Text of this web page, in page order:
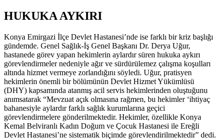
HUKUKA AYKIRI
Konya Emirgazi İlçe Devlet Hastanesi’nde ise farklı bir kriz başlığı
gündemde. Genel Sağlık-İş Genel Başkanı Dr. Derya Uğur,
hastanede görev yapan hekimlerin aylardır süren hukuka aykırı
görevlendirmeler nedeniyle ağır ve sürdürülemez çalışma koşulları
altında hizmet vermeye zorlandığını söyledi. Uğur, pratisyen
hekimlerin önemli bir bölümünün Devlet Hizmet Yükümlüsü
(DHY) kapsamında atanmış acil servis hekimlerinden oluştuğunu
anımsatarak “Mevzuat açık olmasına rağmen, bu hekimler ‘ihtiyaç
bahanesiyle aylardır farklı sağlık kurumlarına geçici
görevlendirmelere gönderilmektedir. Hekimler, özellikle Konya
Kemal Belviranlı Kadın Doğum ve Çocuk Hastanesi ile Ereğli
Devlet Hastanesi’ne sistematik biçimde görevlendirilmektedir” dedi.